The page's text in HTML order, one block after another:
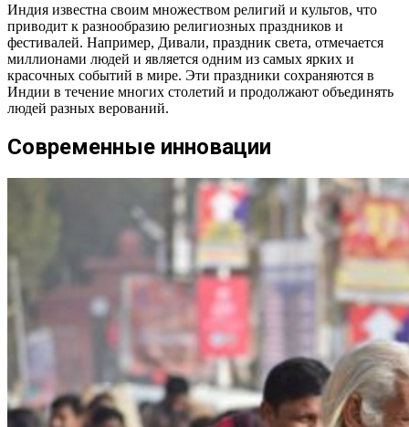
Индия известна своим множеством религий и культов, что
приводит к разнообразию религиозных праздников и
фестивалей. Например, Дивали, праздник света, отмечается
миллионами людей и является одним из самых ярких и
красочных событий в мире. Эти праздники сохраняются в
Индии в течение многих столетий и продолжают объединять
людей разных верований.
Современные инновации